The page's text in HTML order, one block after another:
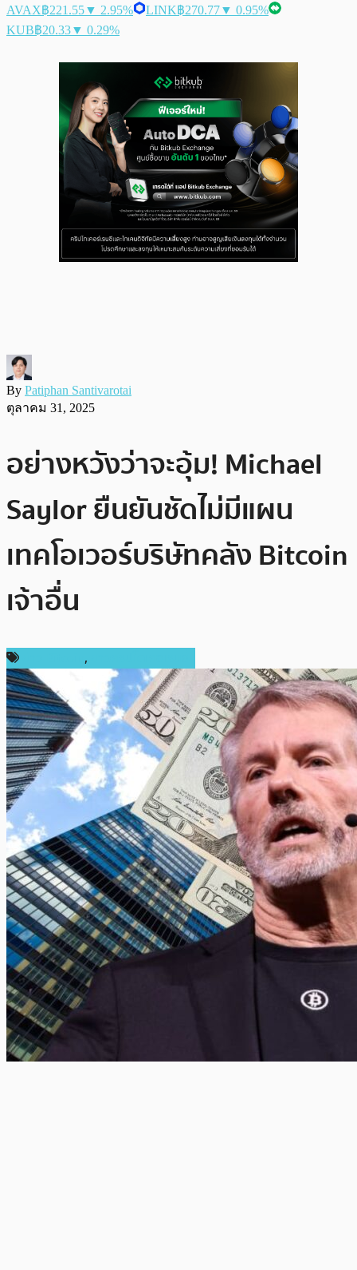
AVAX฿221.55▼ 2.95% LINK฿270.77▼ 0.95%
KUB฿20.33▼ 0.29%
By Patiphan Santivarotai
ตุลาคม 31, 2025
อย่างหวังว่าจะอุ้ม! Michael
Saylor ยืนยันชัดไม่มีแผน
เทคโอเวอร์บริษัทคลัง Bitcoin
เจ้าอื่น
,